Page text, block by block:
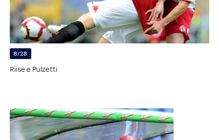
8/28
Riise e Pulzetti